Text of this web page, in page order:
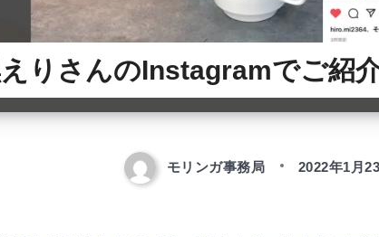
りさんのInstagramでご紹
モリンガ事務局 2022年1月